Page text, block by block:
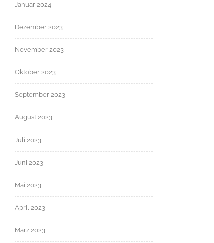
Januar 2024
Dezember 2023
November 2023
Oktober 2023
September 2023
August 2023
Juli 2023
Juni 2023
Mai 2023
April 2023
März 2023